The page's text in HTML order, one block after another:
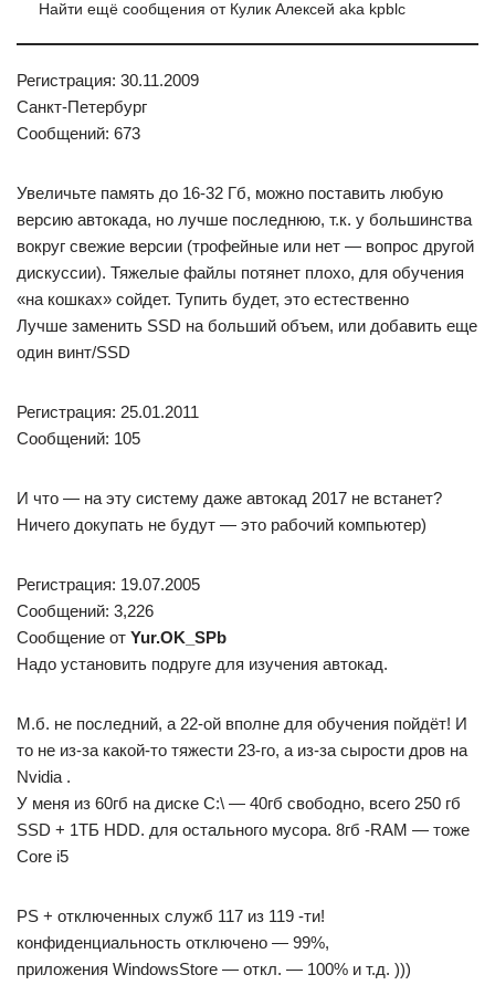
Найти ещё сообщения от Кулик Алексей aka kpblc
Регистрация: 30.11.2009
Санкт-Петербург
Сообщений: 673
Увеличьте память до 16-32 Гб, можно поставить любую
версию автокада, но лучше последнюю, т.к. у большинства
вокруг свежие версии (трофейные или нет — вопрос другой
дискуссии). Тяжелые файлы потянет плохо, для обучения
«на кошках» сойдет. Тупить будет, это естественно
Лучше заменить SSD на больший объем, или добавить еще
один винт/SSD
Регистрация: 25.01.2011
Сообщений: 105
И что — на эту систему даже автокад 2017 не встанет?
Ничего докупать не будут — это рабочий компьютер)
Регистрация: 19.07.2005
Сообщений: 3,226
Сообщение от Yur.OK_SPb
Надо установить подруге для изучения автокад.
М.б. не последний, а 22-ой вполне для обучения пойдёт! И
то не из-за какой-то тяжести 23-го, а из-за сырости дров на
Nvidia .
У меня из 60гб на диске С:\ — 40гб свободно, всего 250 гб
SSD + 1ТБ HDD. для остального мусора. 8гб -RAM — тоже
Core i5
PS + отключенных служб 117 из 119 -ти!
конфиденциальность отключено — 99%,
приложения WindowsStore — откл. — 100% и т.д. )))